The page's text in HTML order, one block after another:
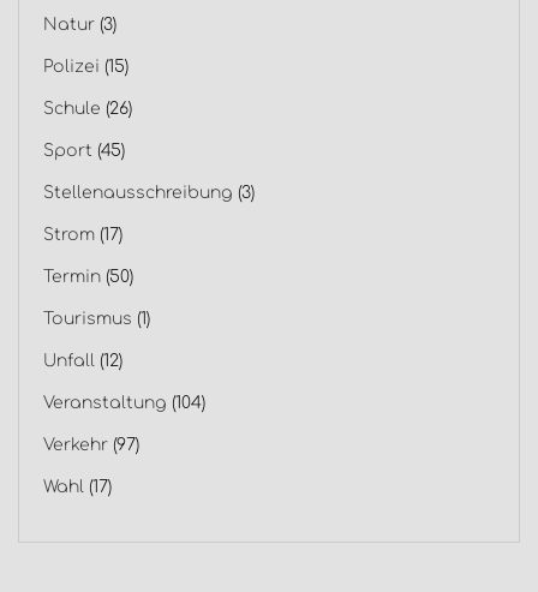
Natur (3)
Polizei (15)
Schule (26)
Sport (45)
Stellenausschreibung (3)
Strom (17)
Termin (50)
Tourismus (1)
Unfall (12)
Veranstaltung (104)
Verkehr (97)
Wahl (17)